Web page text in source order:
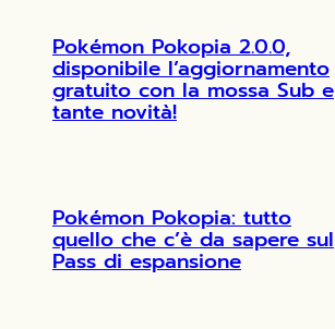
Pokémon Pokopia 2.0.0,
disponibile l’aggiornamento
gratuito con la mossa Sub e
tante novità!
Pokémon Pokopia: tutto
quello che c’è da sapere sul
Pass di espansione